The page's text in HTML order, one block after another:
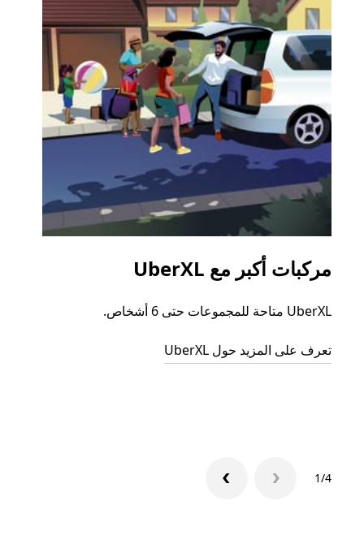
مركبات أكبر مع UberXL
UberXL متاحة للمجموعات حتى 6 أشخاص.
تعرف على المزيد حول UberXL
1/4